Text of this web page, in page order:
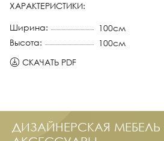
ХАРАКТЕРИСТИКИ:
Ширина:
100см
Высота:
100см
СКАЧАТЬ PDF
ДИЗАЙНЕРСКАЯ МЕБЕЛЬ